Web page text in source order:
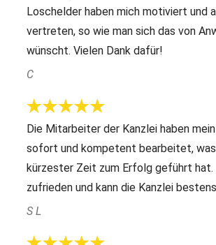
Loschelder haben mich motiviert und
vertreten, so wie man sich das von
wünscht. Vielen Dank dafür!
C
Die Mitarbeiter der Kanzlei haben
sofort und kompetent bearbeitet, was
kürzester Zeit zum Erfolg geführt hat.
zufrieden und kann die Kanzlei
S L